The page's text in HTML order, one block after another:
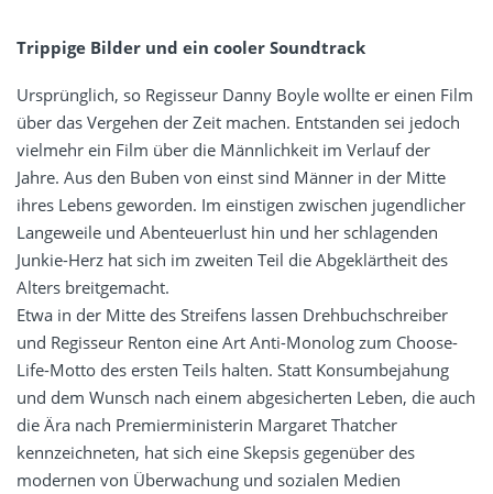
Trippige Bilder und ein cooler Soundtrack
Ursprünglich, so Regisseur Danny Boyle wollte er einen Film
über das Vergehen der Zeit machen. Entstanden sei jedoch
vielmehr ein Film über die Männlichkeit im Verlauf der
Jahre. Aus den Buben von einst sind Männer in der Mitte
ihres Lebens geworden. Im einstigen zwischen jugendlicher
Langeweile und Abenteuerlust hin und her schlagenden
Junkie-Herz hat sich im zweiten Teil die Abgeklärtheit des
Alters breitgemacht.
Etwa in der Mitte des Streifens lassen Drehbuchschreiber
und Regisseur Renton eine Art Anti-Monolog zum Choose-
Life-Motto des ersten Teils halten. Statt Konsumbejahung
und dem Wunsch nach einem abgesicherten Leben, die auch
die Ära nach Premierministerin Margaret Thatcher
kennzeichneten, hat sich eine Skepsis gegenüber des
modernen von Überwachung und sozialen Medien